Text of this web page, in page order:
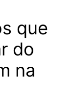
que
do
na